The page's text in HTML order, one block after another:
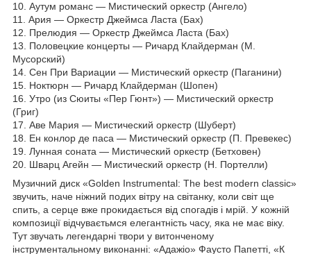
10. Аутум романс ― Мистический оркестр (Ангело)
11. Ария ― Оркестр Джеймса Ласта (Бах)
12. Прелюдия ― Оркестр Джеймса Ласта (Бах)
13. Половецкие концерты ― Ричард Клайдерман (М.
Мусорский)
14. Сен При Вариации ― Мистический оркестр (Паганини)
15. Ноктюрн ― Ричард Клайдерман (Шопен)
16. Утро (из Сюиты «Пер Гюнт») ― Мистический оркестр
(Григ)
17. Аве Мария ― Мистический оркестр (Шуберт)
18. Ен конлор де паса ― Мистический оркестр (П. Превекес)
19. Лунная соната ― Мистический оркестр (Бетховен)
20. Шварц Aгейн ― Мистический оркестр (Н. Портелли)
Музичний диск «Golden Instrumental: The best modern classic»
звучить, наче ніжний подих вітру на світанку, коли світ ще
спить, а серце вже прокидається від спогадів і мрій. У кожній
композиції відчуваєтьмся елегантність часу, яка не має віку.
Тут звучать легендарні твори у витонченому
інструментальному виконанні: «Адажіо» Фаусто Папетті, «К